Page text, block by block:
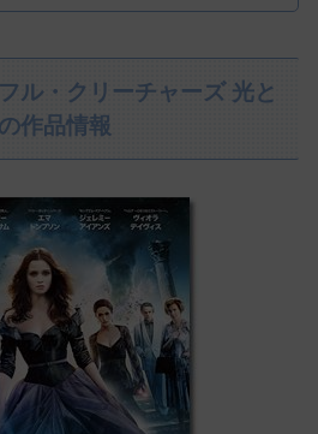
ル・クリーチャーズ 光と
作品情報